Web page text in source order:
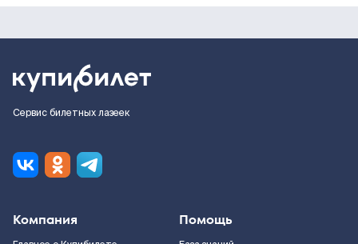
Сервис билетных лазеек
Компания Помощь